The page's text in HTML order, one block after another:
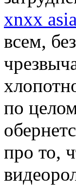
xnxx
всем,
по
про то,